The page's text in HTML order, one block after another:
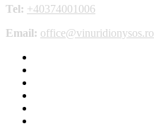
Tel: +40374001006
Email: office@vinuridionysos.ro